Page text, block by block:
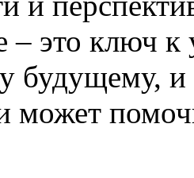
– это ключ
будущему,
может